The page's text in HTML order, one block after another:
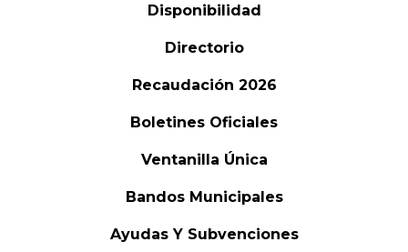
Disponibilidad
Directorio
Recaudación 2026
Boletines Oficiales
Ventanilla Única
Bandos Municipales
Ayudas Y Subvenciones